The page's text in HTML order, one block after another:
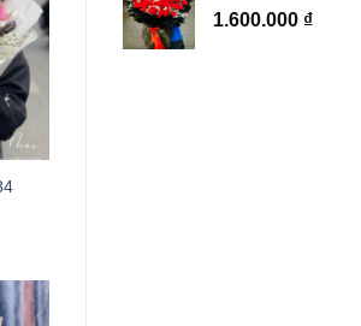
1.600.000 ₫